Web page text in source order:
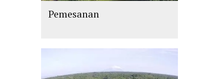
Pemesanan